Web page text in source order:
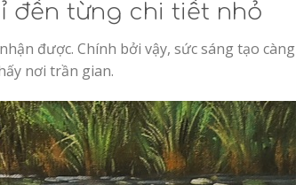
đến từng chi tiết nhỏ
được. Chính bởi vậy, sức sáng tạo càng
nơi trần gian.